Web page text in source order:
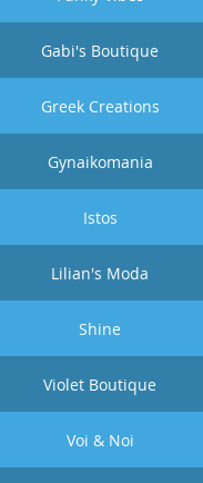
Gabi's Boutique
Greek Creations
Gynaikomania
Istos
Lilian's Moda
Shine
Violet Boutique
Voi & Noi